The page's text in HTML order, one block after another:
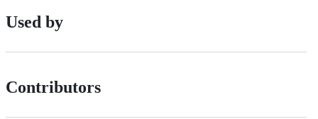
Used by
Contributors